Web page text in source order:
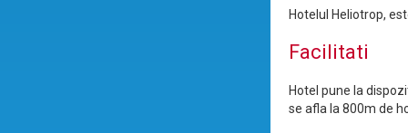
Hotelul Heliotrop,
Facilitati
Hotel pune la
se afla la 800m de